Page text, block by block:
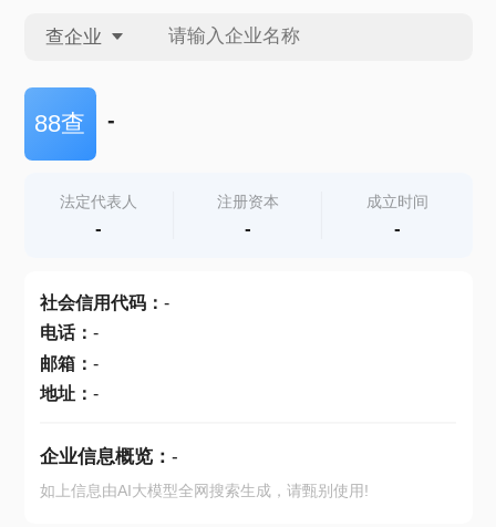
查企业
查企业
查产地
88查 -
法定代表人
-
注册资本
-
成立时间
-
社会信用代码： -
电话： -
邮箱： -
地址： -
企业信息概览： -
如上信息由AI大模型全网搜索生成，请甄别使用!